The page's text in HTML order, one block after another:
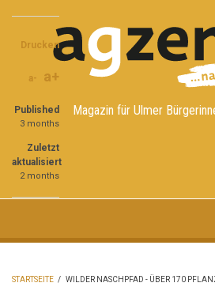
Inhalt
Magazin für Ulmer
STARTSEITE / WILDER NASCHPFAD - ÜBER 170
Share
on
Facebook
Share
on
Twitter
Share
through
email
Drucken
a- a+
Published
3 months
Zuletzt
aktualisiert
2 months